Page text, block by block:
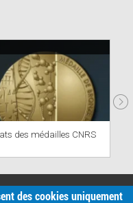
des médailles CNRS
des cookies uniquement